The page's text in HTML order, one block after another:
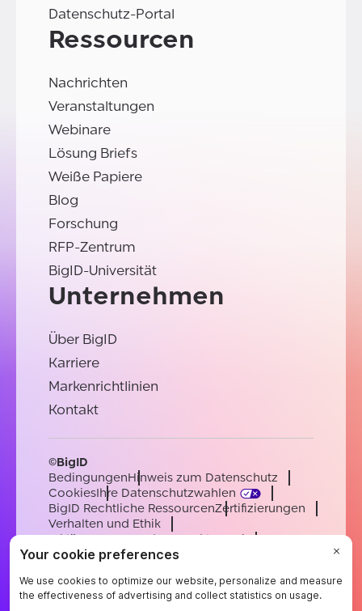
Datenschutz-Portal
Ressourcen
Nachrichten
Veranstaltungen
Webinare
Lösung Briefs
Weiße Papiere
Blog
Forschung
RFP-Zentrum
BigID-Universität
Unternehmen
Über BigID
Karriere
Markenrichtlinien
Kontakt
©BigID
BedingungenHinweis zum Datenschutz
CookiesIhre Datenschutzwahlen
BigID Rechtliche RessourcenZertifizierungen
Verhalten und Ethik
Erklärung zur modernen Sklaverei
Unterauftragsverarbeiter
EnglishGermanFrenchSpanishPortuguese